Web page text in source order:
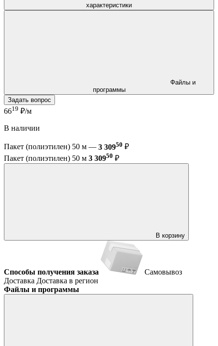
характеристики
программы
Задать вопрос
6619 ₽/м
В наличии
Пакет (полиэтилен) 50 м — 3 30950 ₽
Пакет (полиэтилен) 50 м 3 30950 ₽
В корзину
Способы получения заказа
Самовывоз
Доставка Доставка в регион
Файлы и программы